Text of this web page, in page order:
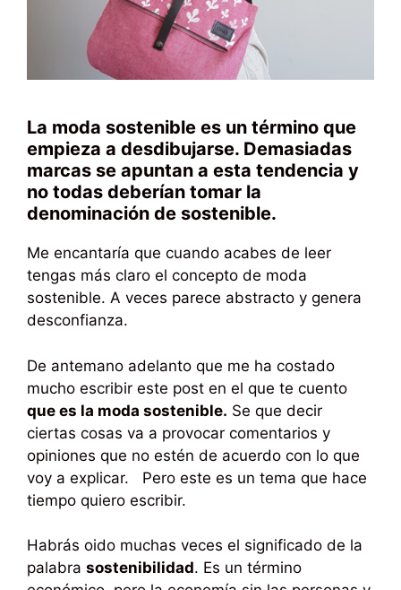
La moda sostenible es un término que
empieza a desdibujarse. Demasiadas
marcas se apuntan a esta tendencia y
no todas deberían tomar la
denominación de sostenible.
Me encantaría que cuando acabes de leer
tengas más claro el concepto de moda
sostenible. A veces parece abstracto y genera
desconfianza.
De antemano adelanto que me ha costado
mucho escribir este post en el que te cuento
que es la moda sostenible. Se que decir
ciertas cosas va a provocar comentarios y
opiniones que no estén de acuerdo con lo que
voy a explicar. Pero este es un tema que hace
tiempo quiero escribir.
Habrás oido muchas veces el significado de la
palabra sostenibilidad. Es un término